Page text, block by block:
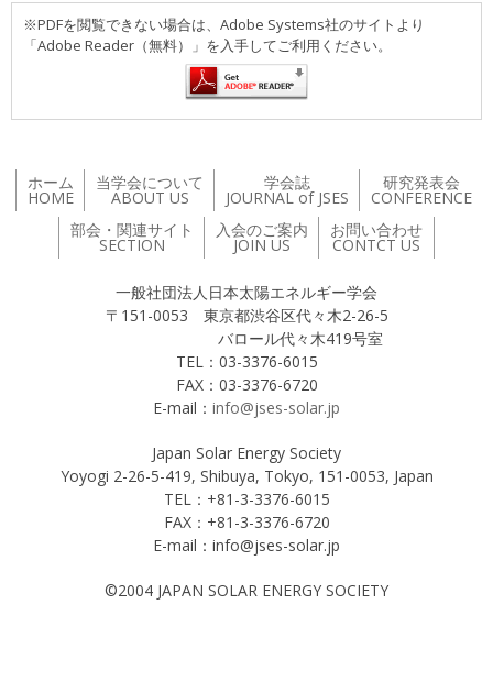
※PDFを閲覧できない場合は、Adobe Systems社のサイトより
「Adobe Reader（無料）」を入手してご利用ください。
ホーム
HOME
当学会について
ABOUT US
学会誌
JOURNAL of JSES
研究発表会
CONFERENCE
部会・関連サイト
SECTION
入会のご案内
JOIN US
お問い合わせ
CONTCT US
一般社団法人日本太陽エネルギー学会
〒151-0053 東京都渋谷区代々木2-26-5
バロール代々木419号室
TEL：03-3376-6015
FAX：03-3376-6720
E-mail： info@jses-solar.jp
Japan Solar Energy Society
Yoyogi 2-26-5-419, Shibuya, Tokyo, 151-0053, Japan
TEL：+81-3-3376-6015
FAX：+81-3-3376-6720
E-mail：info@jses-solar.jp
©2004 JAPAN SOLAR ENERGY SOCIETY